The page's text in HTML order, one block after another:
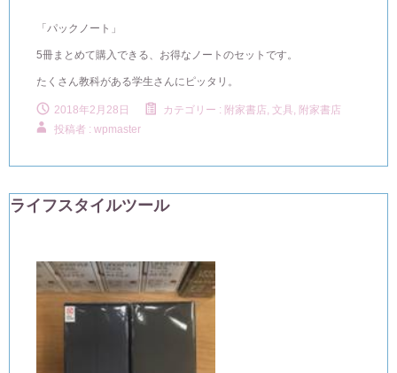
「パックノート」
5冊まとめて購入できる、お得なノートのセットです。
たくさん教科がある学生さんにピッタリ。
2018年2月28日 カテゴリー : 附家書店, 文具 附家書店
投稿者 : wpmaster
ライフスタイルツール